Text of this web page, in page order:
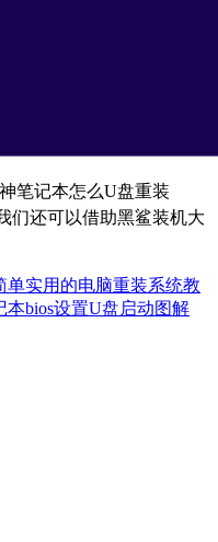
笔记本怎么U盘重装
们还可以借助黑鲨装机大
单实用的电脑重装系统教
bios设置U盘启动图解